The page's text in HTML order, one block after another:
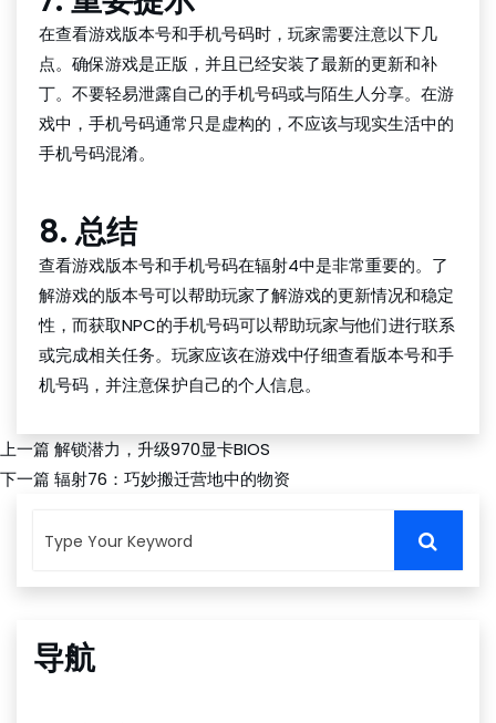
在查看游戏版本号和手机号码时，玩家需要注意以下几
点。确保游戏是正版，并且已经安装了最新的更新和补
丁。不要轻易泄露自己的手机号码或与陌生人分享。在游
戏中，手机号码通常只是虚构的，不应该与现实生活中的
手机号码混淆。
8. 总结
查看游戏版本号和手机号码在辐射4中是非常重要的。了
解游戏的版本号可以帮助玩家了解游戏的更新情况和稳定
性，而获取NPC的手机号码可以帮助玩家与他们进行联系
或完成相关任务。玩家应该在游戏中仔细查看版本号和手
机号码，并注意保护自己的个人信息。
上一篇解锁潜力，升级970显卡BIOS
下一篇 辐射76：巧妙搬迁营地中的物资
导航